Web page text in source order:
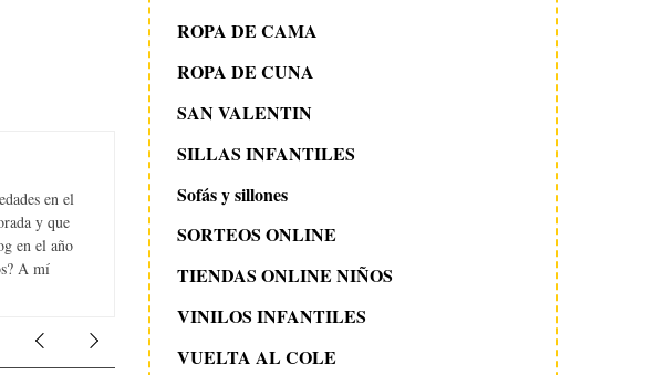
en el
y que
en el año
A mí
ROPA DE CAMA
ROPA DE CUNA
SAN VALENTIN
SILLAS INFANTILES
Sofás y sillones
SORTEOS ONLINE
TIENDAS ONLINE NIÑOS
VINILOS INFANTILES
VUELTA AL COLE